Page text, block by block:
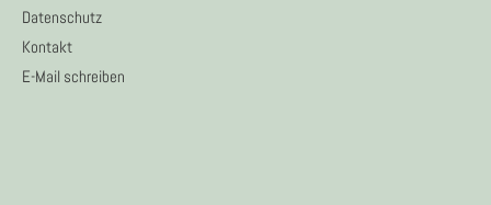
Datenschutz
Kontakt
E-Mail schreiben